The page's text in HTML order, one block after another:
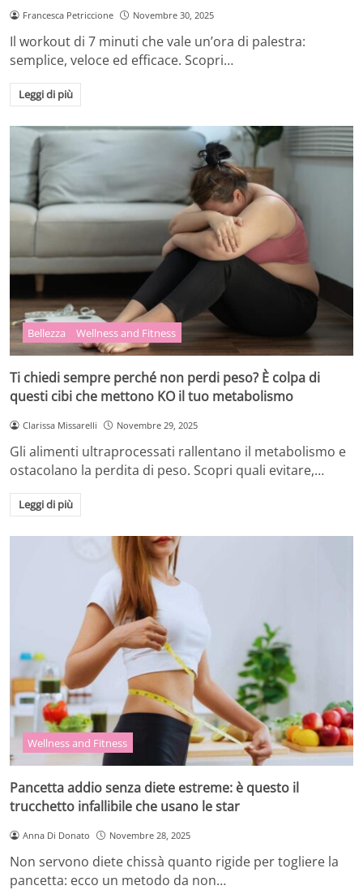
Francesca Petriccione Novembre 30, 2025
Il workout di 7 minuti che vale un’ora di palestra:
semplice, veloce ed efficace. Scopri…
Leggi di più
Bellezza Wellness and Fitness
Ti chiedi sempre perché non perdi peso? È colpa di
questi cibi che mettono KO il tuo metabolismo
Clarissa Missarelli Novembre 29, 2025
Gli alimenti ultraprocessati rallentano il metabolismo e
ostacolano la perdita di peso. Scopri quali evitare,…
Leggi di più
Wellness and Fitness
Pancetta addio senza diete estreme: è questo il
trucchetto infallibile che usano le star
Anna Di Donato Novembre 28, 2025
Non servono diete chissà quanto rigide per togliere la
pancetta: ecco un metodo da non…